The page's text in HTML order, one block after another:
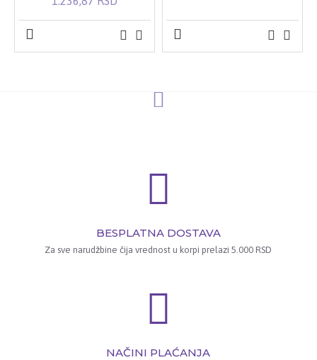
BESPLATNA DOSTAVA
Za sve narudžbine čija vrednost u korpi prelazi 5.000 RSD
NAČINI PLAĆANJA